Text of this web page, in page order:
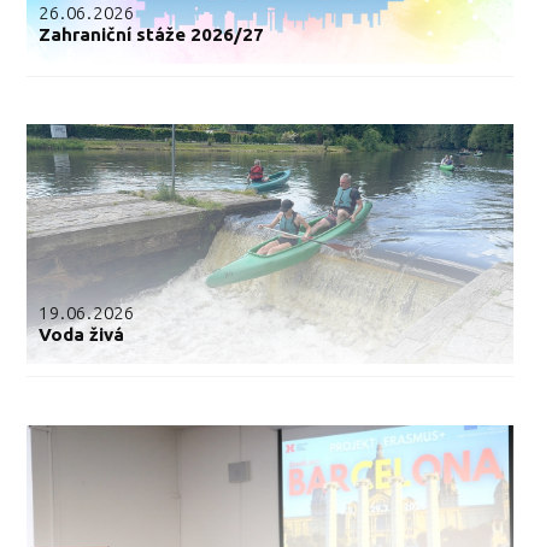
26.06.2026
Zahraniční stáže 2026/27
19.06.2026
Voda živá